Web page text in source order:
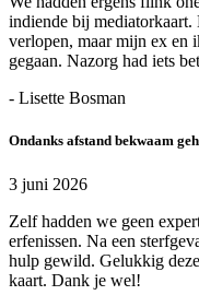
indiende bij mediatorkaart.
verlopen, maar mijn ex en
gegaan. Nazorg had iets
- Lisette Bosman
Ondanks afstand bekwaam
3 juni 2026
Zelf hadden we geen
erfenissen. Na een
hulp gewild. Gelukkig
kaart. Dank je wel!